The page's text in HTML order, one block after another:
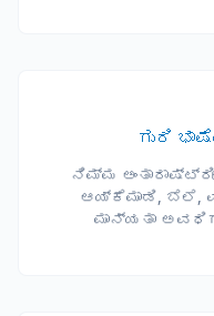
ಗುರಿ
ನಿಮ್ಮ
ಆಯ್ಕೆಮಾಡಿ, ಬೆಲೆ,
ಮಾನ್ಯತಾ